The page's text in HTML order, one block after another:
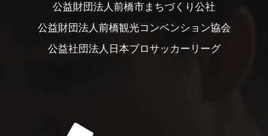
公益財団法人前橋市まちづくり公社
公益財団法人前橋観光コンベンション協会
公益社団法人日本プロサッカーリーグ